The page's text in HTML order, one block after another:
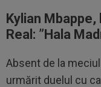
Kylian
Real: ”Hala
Absent de la
urmărit duelul cu